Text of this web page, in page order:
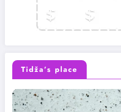
Tidža’s place